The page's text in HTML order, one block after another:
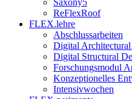
Saxony5
ReFlexRoof
FLEX.lehre
Abschlussarbeiten
Digital
Digital Structural
Forschungsmodul
Konzeptionelles
Intensivwochen